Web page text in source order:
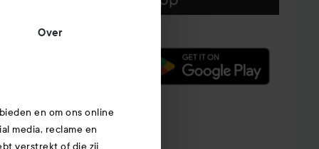
Over
en om ons online
media, reclame en
verstrekt of die zij